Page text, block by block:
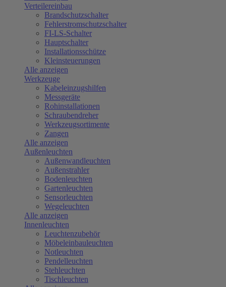
Verteilereinbau
Brandschutzschalter
Fehlerstromschutzschalter
FI-LS-Schalter
Hauptschalter
Installationsschütze
Kleinsteuerungen
Alle anzeigen
Werkzeuge
Kabeleinzugshilfen
Messgeräte
Rohinstallationen
Schraubendreher
Werkzeugsortimente
Zangen
Alle anzeigen
Außenleuchten
Außenwandleuchten
Außenstrahler
Bodenleuchten
Gartenleuchten
Sensorleuchten
Wegeleuchten
Alle anzeigen
Innenleuchten
Leuchtenzubehör
Möbeleinbauleuchten
Notleuchten
Pendelleuchten
Stehleuchten
Tischleuchten